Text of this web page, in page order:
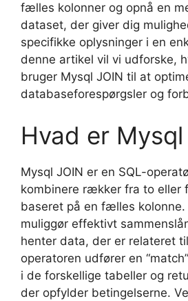
fælles kolonner og opnå en
dataset, der giver dig
specifikke oplysninger i en
denne artikel vil vi udforske,
bruger Mysql JOIN til at
databaseforespørgsler og
Hvad er Mysql
Mysql JOIN er en SQL-
kombinere rækker fra to eller
baseret på en fælles kolonne.
muliggør effektivt
henter data, der er relateret
operatoren udfører en
i de forskellige tabeller og
der opfylder betingelserne.